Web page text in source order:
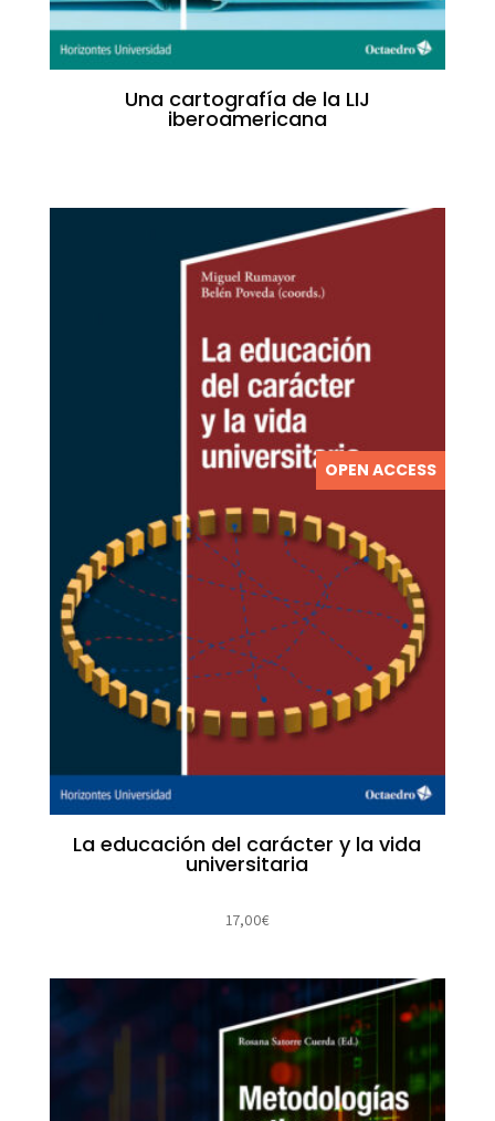
Una cartografía de la LIJ
iberoamericana
OPEN ACCESS
La educación del carácter y la vida
universitaria
17,00€